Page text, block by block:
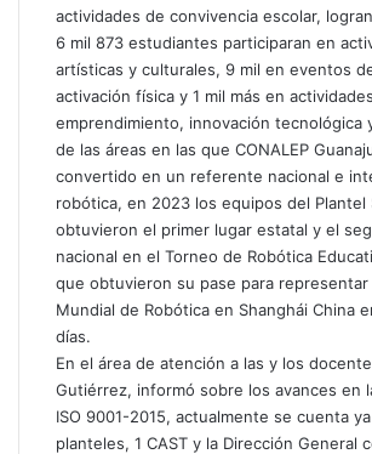
actividades de convivencia escolar,
6 mil 873 estudiantes participaran en
artísticas y culturales, 9 mil en eventos
activación física y 1 mil más en
emprendimiento, innovación tecnológica
de las áreas en las que CONALEP
convertido en un referente nacional e
robótica, en 2023 los equipos del Plantel
obtuvieron el primer lugar estatal y el
nacional en el Torneo de Robótica
que obtuvieron su pase para
Mundial de Robótica en Shanghái China
días.
En el área de atención a las y los
Gutiérrez, informó sobre los avances en
ISO 9001-2015, actualmente se cuenta ya
planteles, 1 CAST y la Dirección General